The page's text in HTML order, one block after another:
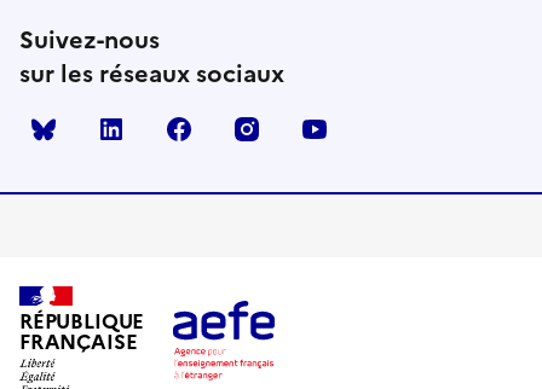
Suivez-nous
sur les réseaux sociaux
Bluesky linkedin facebook instagram
RÉPUBLIQUE
FRANÇAISE